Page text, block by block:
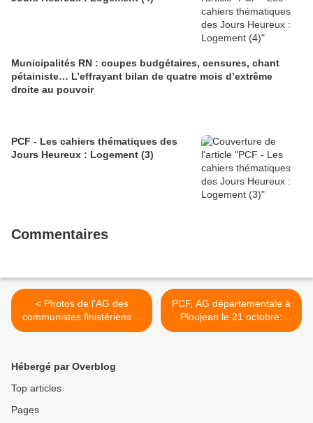
Municipalités RN : coupes budgétaires, censures, chant
pétainiste… L’effrayant bilan de quatre mois d’extrême
droite au pouvoir
PCF - Les cahiers thématiques des
Jours Heureux : Logement (3)
Commentaires
< Photos de l'AG des
communistes finistériens le
samedi 21 octobre 2017 à
Calvez
PCF, AG départementale à
Ploujean le 21 octobre:
préparer les enjeux de
Hébergé par Overblog
Top articles
Pages